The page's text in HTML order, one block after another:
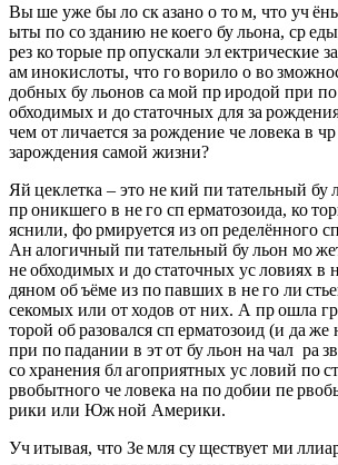
Вы ше уже бы ло ск азано о то м, что уч
ыты по со зданию не коего бу льона, ср
рез ко торые пр опускали эл ектрические
ам инокислоты, что го ворило о во
добных бу льонов са мой пр иродой при
обходимых и до статочных для за
чем от личается за рождение че ловека в
зарождения самой жизни?
Яй цеклетка – это не кий пи тательный бу
пр оникшего в не го сп ерматозоида, ко
яснили, фо рмируется из оп ределённого
Ан алогичный пи тательный бу льон мо
не обходимых и до статочных ус ловиях в
дяном об ъёме из по павших в не го ли
секомых или от ходов от них. А пр ошла
торой об разовался сп ерматозоид (и да
при по падании в эт от бу льон на чал ра
со хранения бл агоприятных ус ловий по
рвобытного че ловека на по добии пе
рики или Юж ной Америки.
Уч итывая, что Зе мля су ществует ми